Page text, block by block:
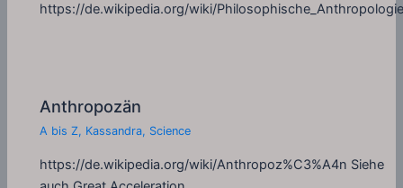
https://de.wikipedia.org/wiki/
Anthropozän
A bis Z, Kassandra, Science
https://de.wikipedia.org/wiki/Anthropoz%C3%A4n Siehe